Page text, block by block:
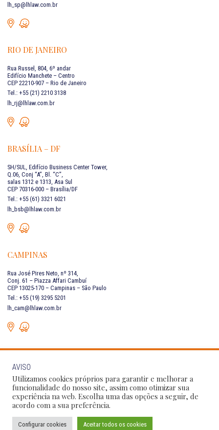
lh_sp@lhlaw.com.br
RIO DE JANEIRO
Rua Russel, 804, 6º andar
Edifício Manchete – Centro
CEP 22210-907 – Rio de Janeiro
Tel.: +55 (21) 2210 3138
lh_rj@lhlaw.com.br
BRASÍLIA – DF
SH/SUL, Edifício Business Center Tower,
Q.06, Conj “A”, Bl. “C”,
salas 1312 e 1313, Asa Sul
CEP 70316-000 – Brasília/DF
Tel.: +55 (61) 3321 6021
lh_bsb@lhlaw.com.br
CAMPINAS
Rua José Pires Neto, nº 314,
Conj. 61 – Piazza Affari Cambuí
CEP 13025-170 – Campinas – São Paulo
Tel.: +55 (19) 3295 5201
lh_cam@lhlaw.com.br
FALE CONOSCO
Siga as nossas redes sociais:
AVISO
Utilizamos cookies próprios para garantir e melhorar a
funcionalidade do nosso site, assim como otimizar sua
experiência na web. Escolha uma das opções a seguir, de
acordo com a sua preferência.
Configurar cookies Aceitar todos os cookies